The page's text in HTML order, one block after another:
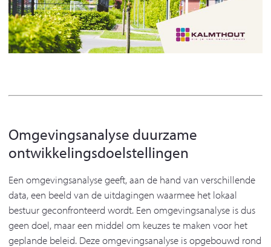
Omgevingsanalyse duurzame
ontwikkelingsdoelstellingen
Een omgevingsanalyse geeft, aan de hand van verschillende
data, een beeld van de uitdagingen waarmee het lokaal
bestuur geconfronteerd wordt. Een omgevingsanalyse is dus
geen doel, maar een middel om keuzes te maken voor het
geplande beleid. Deze omgevingsanalyse is opgebouwd rond